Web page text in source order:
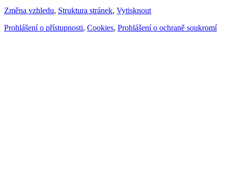
Změna vzhledu, Struktura stránek, Vytisknout
Prohlášení o přístupnosti, Cookies, Prohlášení o ochraně soukromí